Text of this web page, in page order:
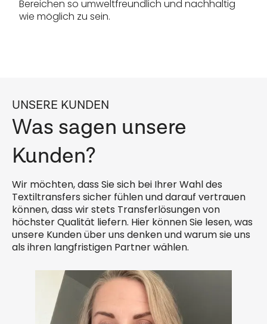
Bereichen so umweltfreundlich und nachhaltig
wie möglich zu sein.
UNSERE KUNDEN
Was sagen unsere
Kunden?
Wir möchten, dass Sie sich bei Ihrer Wahl des
Textiltransfers sicher fühlen und darauf vertrauen
können, dass wir stets Transferlösungen von
höchster Qualität liefern. Hier können Sie lesen, was
unsere Kunden über uns denken und warum sie uns
als ihren langfristigen Partner wählen.